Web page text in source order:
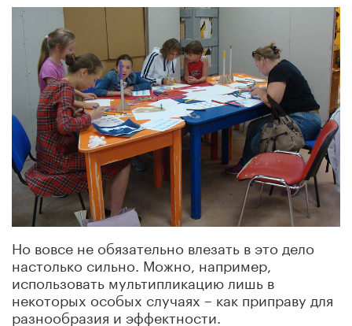
Но вовсе не обязательно влезать в это дело
настолько сильно. Можно, например,
использовать мультипликацию лишь в
некоторых особых случаях – как приправу для
разнообразия и эффектности.